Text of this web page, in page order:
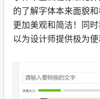
的了解字体本来面貌
更加美观和简洁！同
以为设计师提供极为